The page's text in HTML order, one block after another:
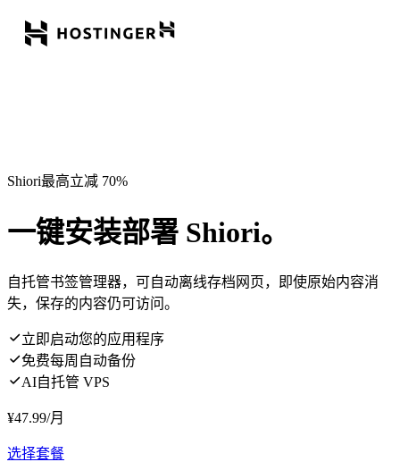
Shiori最高立减 70%
一键安装部署 Shiori。
自托管书签管理器，可自动离线存档网页，即使原始内容消
失，保存的内容仍可访问。
立即启动您的应用程序
免费每周自动备份
AI自托管 VPS
¥47.99/月
选择套餐